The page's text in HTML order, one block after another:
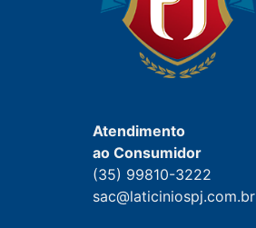
Atendimento
ao Consumidor
(35) 99810-3222
sac@laticiniospj.com.br